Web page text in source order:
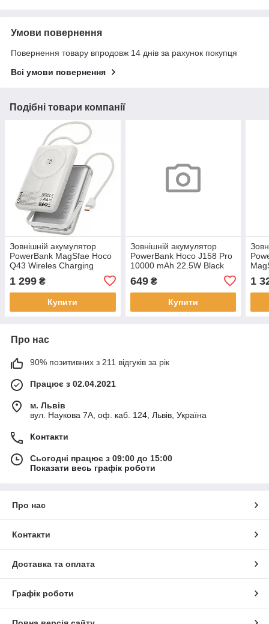
Умови повернення
Повернення товару впродовж 14 днів за рахунок покупця
Всі умови повернення
Подібні товари компанії
Зовнішній акумулятор
PowerBank MagSfae Hoco
Q43 Wireles Charging
1 299 ₴
Купити
Зовнішній акумулятор
PowerBank Hoco J158 Pro
10000 mAh 22.5W Black
649₴
Купити
1
Про нас
90% позитивних з 211 відгуків за рік
Працює з 02.04.2021
м. Львів
вул. Наукова 7А, оф. каб. 124, Львів, Україна
Контакти
Сьогодні працює з 09:00 до 15:00
Показати весь графік роботи
Про нас
Контакти
Доставка та оплата
Графік роботи